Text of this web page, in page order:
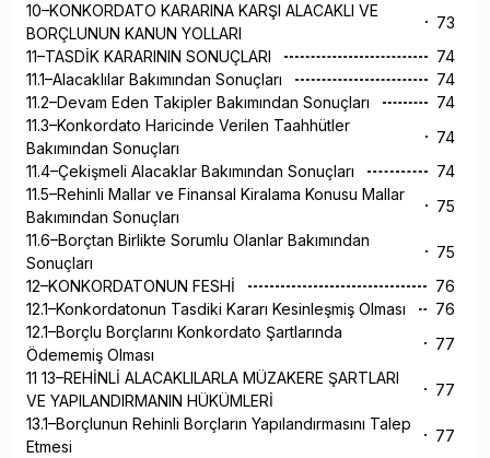
10–KONKORDATO KARARINA KARŞI ALACAKLI VE
BORÇLUNUN KANUN YOLLARI
73
11–TASDİK KARARININ SONUÇLARI
74
11.1–Alacaklılar Bakımından Sonuçları
74
11.2–Devam Eden Takipler Bakımından Sonuçları
74
11.3–Konkordato Haricinde Verilen Taahhütler
Bakımından Sonuçları
74
11.4–Çekişmeli Alacaklar Bakımından Sonuçları
74
11.5–Rehinli Mallar ve Finansal Kiralama Konusu Mallar
Bakımından Sonuçları
75
11.6–Borçtan Birlikte Sorumlu Olanlar Bakımından
Sonuçları
75
12–KONKORDATONUN FESHİ
76
12.1–Konkordatonun Tasdiki Kararı Kesinleşmiş Olması
76
12.1–Borçlu Borçlarını Konkordato Şartlarında
Ödememiş Olması
77
11 13–REHİNLİ ALACAKLILARLA MÜZAKERE ŞARTLARI
VE YAPILANDIRMANIN HÜKÜMLERİ
77
13.1–Borçlunun Rehinli Borçların Yapılandırmasını Talep
Etmesi
77